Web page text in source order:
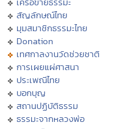
สัญลักษณ์ไทย
มุมสมาชิกธรรมะไทย
Donation
เทศกาลงานวัดช่วยชาติ
การเผยแผ่ศาสนา
ประเพณีไทย
บอกบุญ
สถานปฏิบัติธรรม
ธรรมะจากหลวงพ่อ